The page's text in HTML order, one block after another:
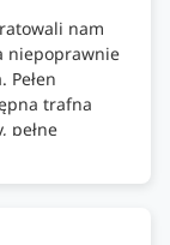
nam
niepoprawnie
Pełen
trafna
pełne
na rzeczy.
rzetelna.